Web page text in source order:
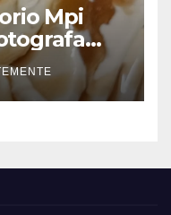
Mpi
241
attivi, 173